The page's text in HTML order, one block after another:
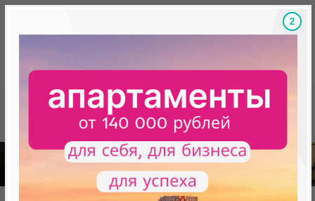
Скидки на новостройки, бонусы Готовые
База новостроек Минска «Минск Мир»
1